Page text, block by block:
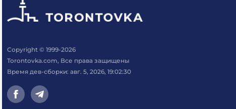
Copyright © 1999-2026
Torontovka.com, Все права защищены
Время дев-сборки: авг. 5, 2026, 19:02:30